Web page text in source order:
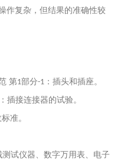
作复杂，但结果的准确性较
第1部分-1 ：插头和插座。
插接连接器的试验。
准。
试仪器、数字万用表、电子